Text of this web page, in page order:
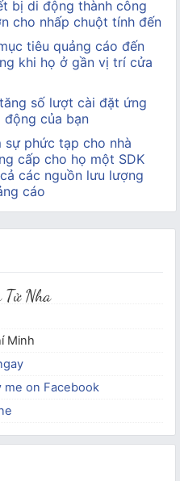
bị di động thành công
cho nhấp chuột tính đến
tiêu quảng cáo đến
khi họ ở gần vị trí cửa
số lượt cài đặt ứng
của bạn
sự phức tạp cho nhà
cấp cho họ một SDK
các nguồn lưu lượng
cáo
Tử Nha
Minh
me on Facebook